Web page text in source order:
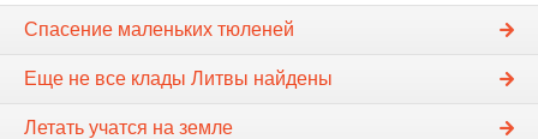
Спасение маленьких тюленей
Еще не все клады Литвы найдены
Летать учатся на земле